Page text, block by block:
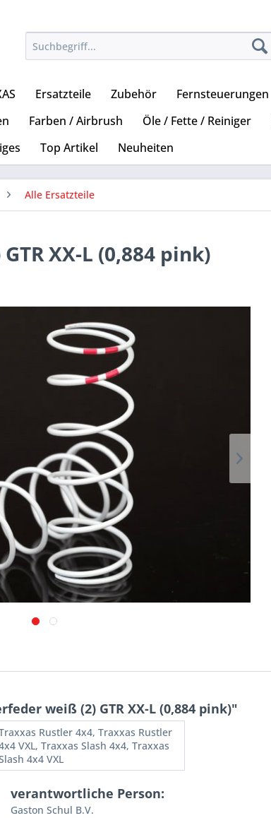
Ersatzteile Zubehör Fernsteuerungen
Farben / Airbrush Öle / Fette / Reiniger
Top Artikel Neuheiten
Alle Ersatzteile
XX-L (0,884 pink)
weiß (2) GTR XX-L (0,884 pink)"
Rustler 4x4, Traxxas Rustler
VXL, Traxxas Slash 4x4, Traxxas
4x4 VXL
verantwortliche Person:
Gaston Schul B.V.